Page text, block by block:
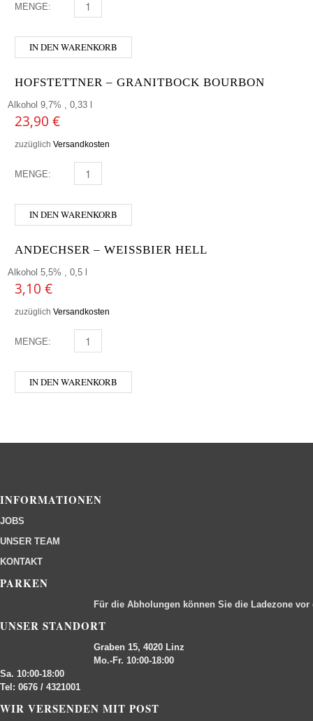
MENGE: SCHLÄGL - KRISTALL MENGE
IN DEN WARENKORB
HOFSTETTNER – GRANITBOCK BOURBON
Alkohol 9,7% , 0,33 l
23,90 €
zuzüglich Versandkosten
MENGE: HOFSTETTNER - GRANITBOCK BOURBON MENGE
IN DEN WARENKORB
ANDECHSER – WEISSBIER HELL
Alkohol 5,5% , 0,5 l
3,10 €
zuzüglich Versandkosten
MENGE: ANDECHSER - WEISSBIER HELL MENGE
IN DEN WARENKORB
INFORMATIONEN
JOBS
UNSER TEAM
KONTAKT
PARKEN
Für die Abholungen können Sie die Ladezone
UNSER STANDORT
Graben 15, 4020 Linz
Mo.-Fr. 10:00-18:00
Sa. 10:00-18:00
Tel: 0676 / 4321001
WIR VERSENDEN MIT POST